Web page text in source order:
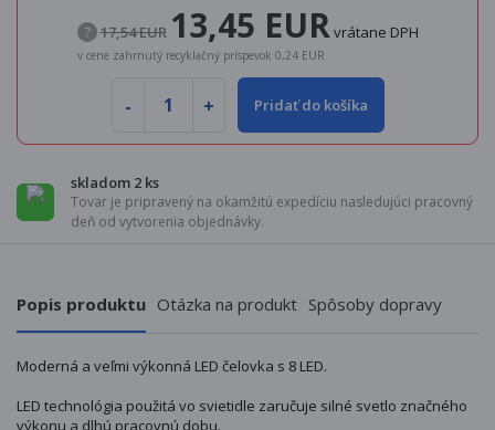
? 17,54 EUR 13,45 EURvrátane DPH
v cene zahrnutý recyklačný príspevok 0,24 EUR
Pridať do košíka
skladom 2 ks
Tovar je pripravený na okamžitú expedíciu nasledujúci pracovný
deň od vytvorenia objednávky.
Popis produktu Otázka na produkt Spôsoby dopravy
Moderná a veľmi výkonná LED čelovka s 8 LED.
LED technológia použitá vo svietidle zaručuje silné svetlo značného
výkonu a dlhú pracovnú dobu.